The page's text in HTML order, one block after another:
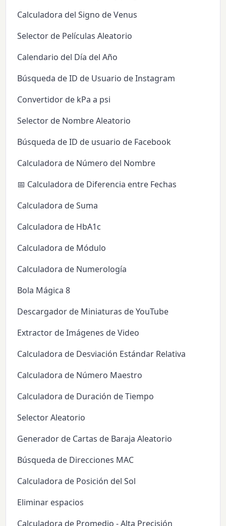
Calculadora del Signo de Venus
Selector de Películas Aleatorio
Calendario del Día del Año
Búsqueda de ID de Usuario de Instagram
Convertidor de kPa a psi
Selector de Nombre Aleatorio
Búsqueda de ID de usuario de Facebook
Calculadora de Número del Nombre
📅 Calculadora de Diferencia entre Fechas
Calculadora de Suma
Calculadora de HbA1c
Calculadora de Módulo
Calculadora de Numerología
Bola Mágica 8
Descargador de Miniaturas de YouTube
Extractor de Imágenes de Video
Calculadora de Desviación Estándar Relativa
Calculadora de Número Maestro
Calculadora de Duración de Tiempo
Selector Aleatorio
Generador de Cartas de Baraja Aleatorio
Búsqueda de Direcciones MAC
Calculadora de Posición del Sol
Eliminar espacios
Calculadora de Promedio - Alta Precisión